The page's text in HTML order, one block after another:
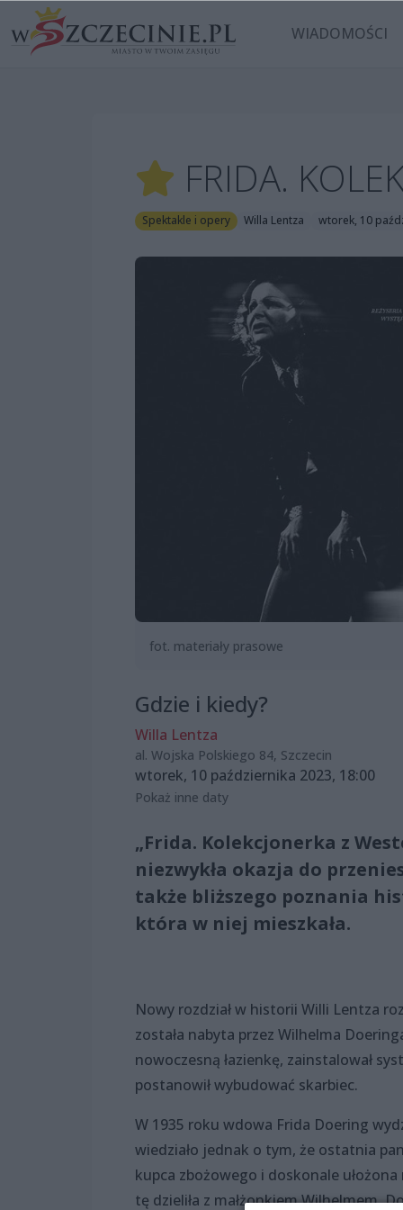
WIADOMOŚCI
FRIDA.
Spektakle i opery Willa Lentza wtorek, 10
fot. materiały prasowe
Gdzie i kiedy?
Willa Lentza
al. Wojska Polskiego 84, Szczecin
wtorek, 10 października 2023, 18:00
Pokaż inne daty
„Frida. Kolekcjonerka z
niezwykła okazja do
także bliższego poznania
która w niej mieszkała.
Nowy rozdział w historii Willi Lentza
została nabyta przez Wilhelma
nowoczesną łazienkę, zainstalował
postanowił wybudować skarbiec.
W 1935 roku wdowa Frida Doering
wiedziało jednak o tym, że ostatnia
kupca zbożowego i doskonale
tę dzieliła z małżonkiem Wilhelmem.